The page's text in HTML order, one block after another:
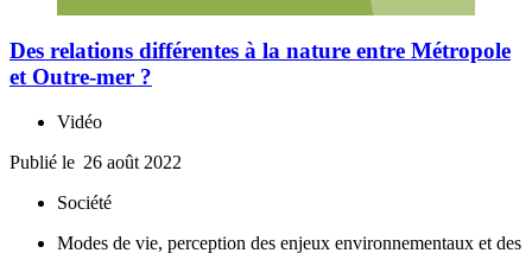
Des relations différentes à la nature entre Métropole
et Outre-mer ?
Vidéo
Publié le 26 août 2022
Société
Modes de vie, perception des enjeux environnementaux et des